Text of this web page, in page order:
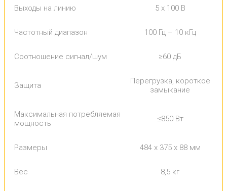
Выходы на линию 5 x 100 В
Частотный диапазон 100 Гц – 10 кГц
Соотношение сигнал/шум ≥60 дБ
Защита
Перегрузка, короткое
замыкание
Максимальная потребляемая
мощность
≤850 Вт
Размеры 484 х 375 х 88 мм
Вес 8,5 кг